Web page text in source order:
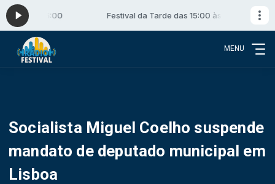
às 16:00 Festival da Tarde das 15:00 às 16:00
MENU
Socialista Miguel Coelho suspende
mandato de deputado municipal em
Lisboa